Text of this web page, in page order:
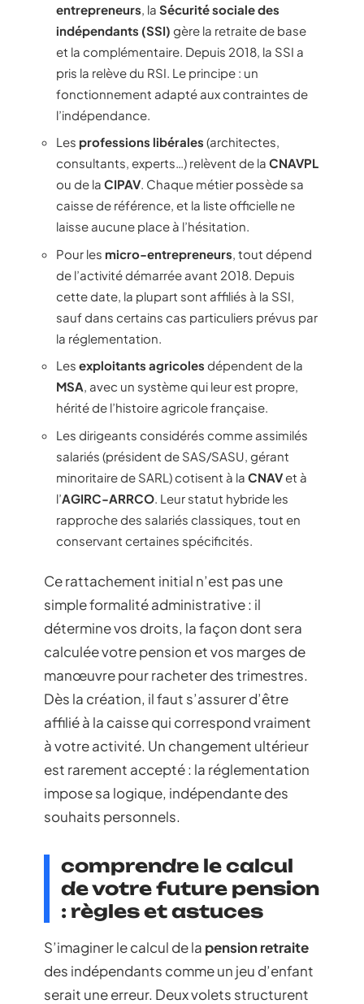
entrepreneurs , la Sécurité sociale des
indépendants (SSI) gère la retraite de base
et la complémentaire. Depuis 2018, la SSI a
pris la relève du RSI. Le principe : un
fonctionnement adapté aux contraintes de
l’indépendance.
Les professions libérales (architectes,
consultants, experts…) relèvent de la CNAVPL
ou de la CIPAV. Chaque métier possède sa
caisse de référence, et la liste officielle ne
laisse aucune place à l’hésitation.
Pour les micro-entrepreneurs , tout dépend
de l’activité démarrée avant 2018. Depuis
cette date, la plupart sont affiliés à la SSI,
sauf dans certains cas particuliers prévus par
la réglementation.
Les exploitants agricoles dépendent de la
MSA, avec un système qui leur est propre,
hérité de l’histoire agricole française.
Les dirigeants considérés comme assimilés
salariés (président de SAS/SASU, gérant
minoritaire de SARL) cotisent à la CNAVet à
l’AGIRC-ARRCO . Leur statut hybride les
rapproche des salariés classiques, tout en
conservant certaines spécificités.
Ce rattachement initial n’est pas une
simple formalité administrative : il
détermine vos droits, la façon dont sera
calculée votre pension et vos marges de
manœuvre pour racheter des trimestres.
Dès la création, il faut s’assurer d’être
affilié à la caisse qui correspond vraiment
à votre activité. Un changement ultérieur
est rarement accepté : la réglementation
impose sa logique, indépendante des
souhaits personnels.
comprendre le calcul
de votre future pension
: règles et astuces
S’imaginer le calcul de la pension retraite
des indépendants comme un jeu d’enfant
serait une erreur. Deux volets structurent